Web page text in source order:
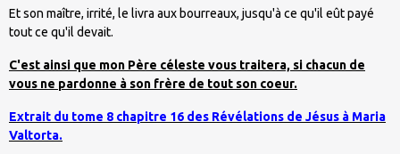
Et son maître, irrité, le livra aux bourreaux, jusqu'à ce qu'il eût payé
tout ce qu'il devait.
C'est ainsi que mon Père céleste vous traitera, si chacun de
vous ne pardonne à son frère de tout son coeur.
Extrait du tome 8 chapitre 16 des Révélations de Jésus à Maria
Valtorta.